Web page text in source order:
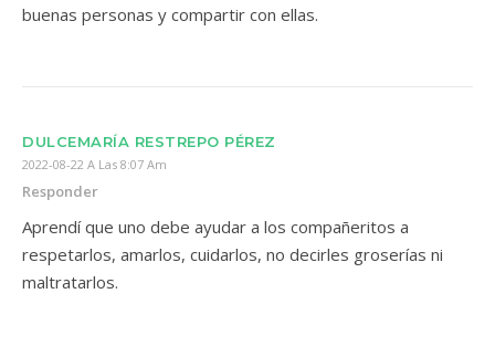
buenas personas y compartir con ellas.
DULCEMARÍA RESTREPO PÉREZ
2022-08-22 A Las 8:07 Am
Responder
Aprendí que uno debe ayudar a los compañeritos a
respetarlos, amarlos, cuidarlos, no decirles groserías ni
maltratarlos.